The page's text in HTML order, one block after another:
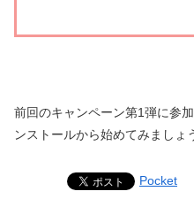
前回のキャンペーン第1弾に参
ンストールから始めてみましょ
Pocket